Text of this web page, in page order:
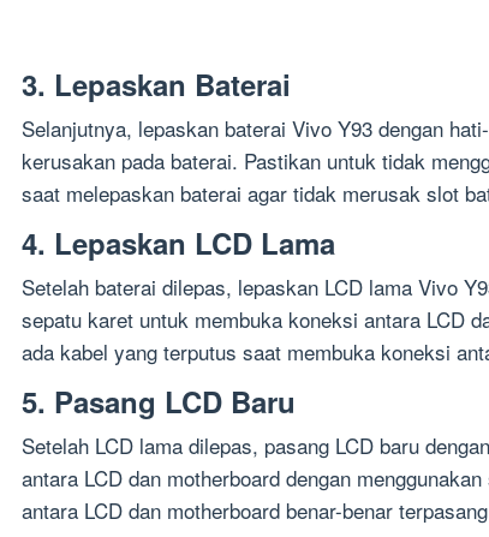
3. Lepaskan Baterai
Selanjutnya, lepaskan baterai Vivo Y93 dengan
kerusakan pada baterai. Pastikan untuk tidak
saat melepaskan baterai agar tidak merusak slot
4. Lepaskan LCD Lama
Setelah baterai dilepas, lepaskan LCD lama Vivo
sepatu karet untuk membuka koneksi antara LCD
ada kabel yang terputus saat membuka koneksi
5. Pasang LCD Baru
Setelah LCD lama dilepas, pasang LCD baru
antara LCD dan motherboard dengan
antara LCD dan motherboard benar-benar